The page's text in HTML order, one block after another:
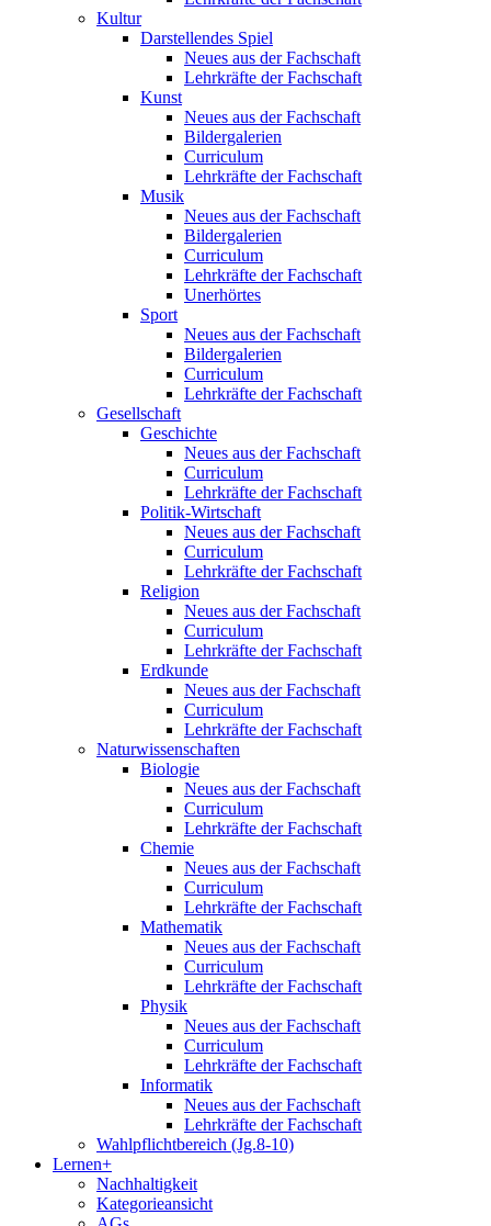
Kultur
Darstellendes Spiel
Neues aus der Fachschaft
Lehrkräfte der Fachschaft
Kunst
Neues aus der Fachschaft
Bildergalerien
Curriculum
Lehrkräfte der Fachschaft
Musik
Neues aus der Fachschaft
Bildergalerien
Curriculum
Lehrkräfte der Fachschaft
Unerhörtes
Sport
Neues aus der Fachschaft
Bildergalerien
Curriculum
Lehrkräfte der Fachschaft
Gesellschaft
Geschichte
Neues aus der Fachschaft
Curriculum
Lehrkräfte der Fachschaft
Politik-Wirtschaft
Neues aus der Fachschaft
Curriculum
Lehrkräfte der Fachschaft
Religion
Neues aus der Fachschaft
Curriculum
Lehrkräfte der Fachschaft
Erdkunde
Neues aus der Fachschaft
Curriculum
Lehrkräfte der Fachschaft
Naturwissenschaften
Biologie
Neues aus der Fachschaft
Curriculum
Lehrkräfte der Fachschaft
Chemie
Neues aus der Fachschaft
Curriculum
Lehrkräfte der Fachschaft
Mathematik
Neues aus der Fachschaft
Curriculum
Lehrkräfte der Fachschaft
Physik
Neues aus der Fachschaft
Curriculum
Lehrkräfte der Fachschaft
Informatik
Neues aus der Fachschaft
Lehrkräfte der Fachschaft
Wahlpflichtbereich (Jg.8-10)
Lernen+
Nachhaltigkeit
Kategorieansicht